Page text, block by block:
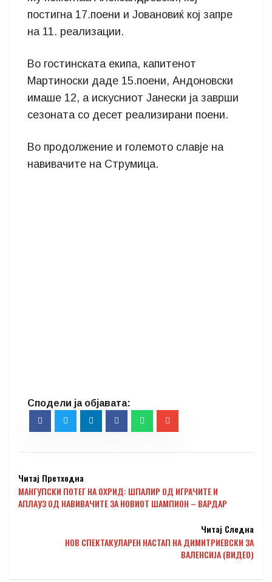
постигна 17.поени и Јовановиќ кој запре
на 11. реализации.
Во гостинската екипа, капитенот
Мартиноски даде 15.поени, Андоновски
имаше 12, а искусниот Јанески ја заврши
сезоната со десет реализирани поени.
Во продолжение и големото славје на
навивачите на Струмица.
Читај Претходна
МАНГУПСКИ ПОТЕГ НА ОХРИД: ШПАЛИР ОД ИГРАЧИТЕ И
АПЛАУЗ ОД НАВИВАЧИТЕ ЗА НОВИОТ ШАМПИОН – ВАРДАР
Читај Следна
НОВ СПЕКТАКУЛАРЕН НАСТАП НА ДИМИТРИЕВСКИ ЗА
ВАЛЕНСИЈА (ВИДЕО)